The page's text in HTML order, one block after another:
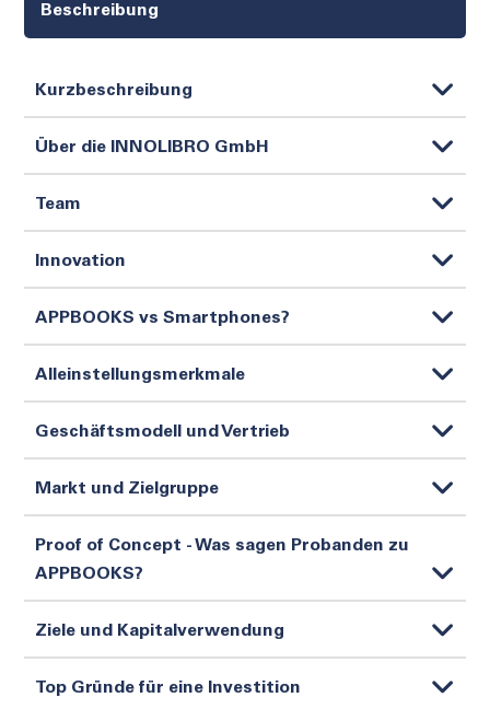
Beschreibung
Kurzbeschreibung
Über die INNOLIBRO GmbH
Team
Innovation
APPBOOKS vs Smartphones?
Alleinstellungsmerkmale
Geschäftsmodell und Vertrieb
Markt und Zielgruppe
Proof of Concept - Was sagen Probanden zu
APPBOOKS?
Ziele und Kapitalverwendung
Top Gründe für eine Investition